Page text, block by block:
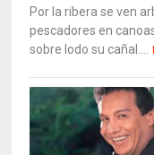
Por la ribera se ven
pescadores en
sobre lodo su cañal....